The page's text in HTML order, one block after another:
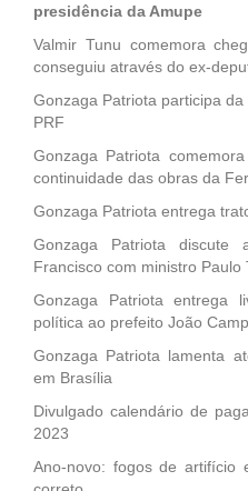
presidência da Amupe
Valmir Tunu comemora
conseguiu através do ex-
Gonzaga Patriota participa
PRF
Gonzaga Patriota
continuidade das obras da
Gonzaga Patriota entrega
Gonzaga Patriota
Francisco com ministro Paulo
Gonzaga Patriota entrega
política ao prefeito João
Gonzaga Patriota lamenta
em Brasília
Divulgado calendário de
2023
Ano-novo: fogos de artifício